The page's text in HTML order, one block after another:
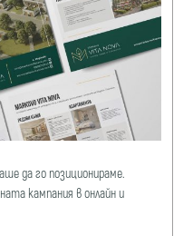
да го позиционираме.
кампания в онлайн и